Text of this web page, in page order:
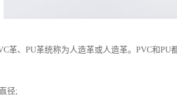
革、PU革统称为人造革或人造革。PVC和
径;